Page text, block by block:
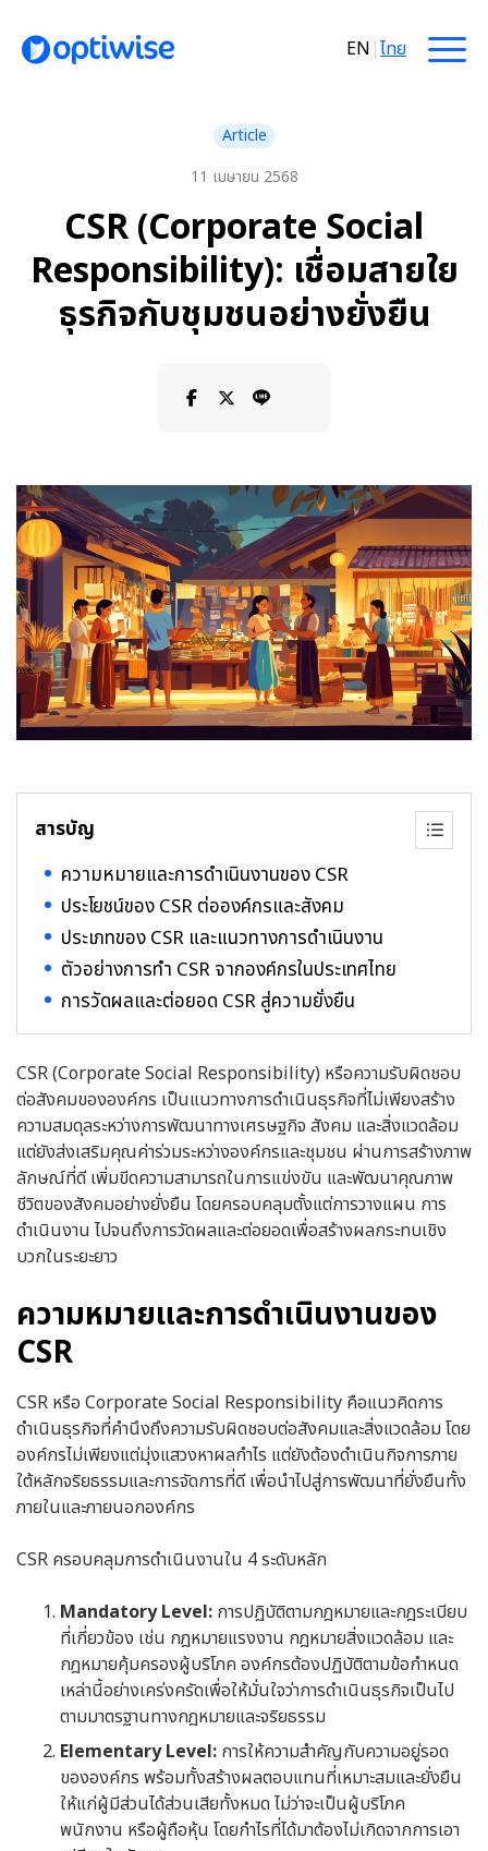
EN |ไทย
Article
11 เมษายน 2568
CSR (Corporate Social
Responsibility): เชื่อมสายใย
ธุรกิจกับชุมชนอย่างยั่งยืน
สารบัญ
ความหมายและการดำเนินงานของ CSR
ประโยชน์ของ CSR ต่อองค์กรและสังคม
ประเภทของ CSR และแนวทางการดำเนินงาน
ตัวอย่างการทำ CSR จากองค์กรในประเทศไทย
การวัดผลและต่อยอด CSR สู่ความยั่งยืน
CSR (Corporate Social Responsibility) หรือความรับผิดชอบ
ต่อสังคมขององค์กร เป็นแนวทางการดำเนินธุรกิจที่ไม่เพียงสร้าง
ความสมดุลระหว่างการพัฒนาทางเศรษฐกิจ สังคม และสิ่งแวดล้อม
แต่ยังส่งเสริมคุณค่าร่วมระหว่างองค์กรและชุมชน ผ่านการสร้างภาพ
ลักษณ์ที่ดี เพิ่มขีดความสามารถในการแข่งขัน และพัฒนาคุณภาพ
ชีวิตของสังคมอย่างยั่งยืน โดยครอบคลุมตั้งแต่การวางแผน การ
ดำเนินงาน ไปจนถึงการวัดผลและต่อยอดเพื่อสร้างผลกระทบเชิง
บวกในระยะยาว
ความหมายและการดำเนินงานของ
CSR
CSR หรือ Corporate Social Responsibility คือแนวคิดการ
ดำเนินธุรกิจที่คำนึงถึงความรับผิดชอบต่อสังคมและสิ่งแวดล้อม โดย
องค์กรไม่เพียงแต่มุ่งแสวงหาผลกำไร แต่ยังต้องดำเนินกิจการภาย
ใต้หลักจริยธรรมและการจัดการที่ดี เพื่อนำไปสู่การพัฒนาที่ยั่งยืนทั้ง
ภายในและภายนอกองค์กร
CSR ครอบคลุมการดำเนินงานใน 4 ระดับหลัก
Mandatory Level: การปฏิบัติตามกฎหมายและกฎระเบียบ
ที่เกี่ยวข้อง เช่น กฎหมายแรงงาน กฎหมายสิ่งแวดล้อม และ
กฎหมายคุ้มครองผู้บริโภค องค์กรต้องปฏิบัติตามข้อกำหนด
เหล่านี้อย่างเคร่งครัดเพื่อให้มั่นใจว่าการดำเนินธุรกิจเป็นไป
ตามมาตรฐานทางกฎหมายและจริยธรรม
Elementary Level: การให้ความสำคัญกับความอยู่รอด
ขององค์กร พร้อมทั้งสร้างผลตอบแทนที่เหมาะสมและยั่งยืน
ให้แก่ผู้มีส่วนได้ส่วนเสียทั้งหมด ไม่ว่าจะเป็นผู้บริโภค
พนักงาน หรือผู้ถือหุ้น โดยกำไรที่ได้มาต้องไม่เกิดจากการเอา